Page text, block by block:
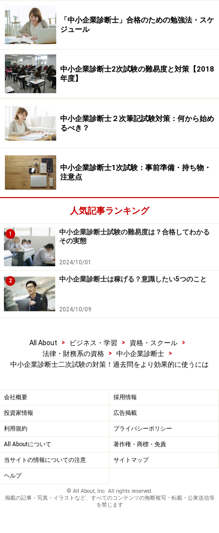
の勉強仲間と毎週どの過去問を解いてくるのかを決め
て、その事例問題の答案を作成しコピーをシェアしたう
えで答案作成プロセスをディスカッションするという勉
強会を行なっていました。この勉強会は、
実際に過去問を解く機会が得られたこと
身をもって2次試験の難しさを知ることができたこ
と
仲間の解答やプロセスから、色々な気づきが得られ
たこと
など様々なメリットがありました。意識的にも、2次対
策に気持ちを向けることができ「1次試験は通過点に過
ぎないから、受かって当たり前」と思い込むことが、1
次対策においてプラスに働いたように感じました。
一方で、2次試験の過去問は訳がわからなくなるほど難
しく感じられ、空欄だらけの答案しか作れず情けない気
持ちにもなりました。その原因の1つは、2次試験のゴー
ルイメージができていなかったことです。ゴールイメー
ジとは、
本試験当日にどんな知識やスキルを身につけていれ
ばよいのか
合格者はどんな答案を作っているのか
を把握することです。このゴールイメージを持つために
必要なのが、正解に代わる合否の判断基準となるもので
す。
受験者が試験終了後に作成した再現答案
受験指導校が発表する模範解答
自分以外の受験生が作成した答案
これらのツールの活用方法を理解したうえで過去問に取
り組むことで、事例問題の特徴を理解しながら、知識や
スキルを磨くことができるのです。
「中小企業診断士」合格のための勉強法・スケ
ジュール
中小企業診断士2次試験の難易度と対策【2018
年度】
中小企業診断士２次筆記試験対策：何から始め
るべき？
中小企業診断士1次試験：事前準備・持ち物・
注意点
人気記事ランキング
1
中小企業診断士試験の難易度は？合格してわかる
その実態
2024/10/01
2 中小企業診断士は稼げる？意識したい5つのこと
2024/10/09
All About > ビジネス・学習 > 資格・スクール
>
法律・財務系の資格
> 中小企業診断士
>
中小企業診断士二次試験の対策！過去問をより効果的に使うには
会社概要 採用情報
投資家情報 広告掲載
利用規約 プライバシーポリシー
All Aboutについて 著作権・商標・免責
当サイトの情報についての注意 サイトマップ
ヘルプ
© All About, Inc. All rights reserved.
掲載の記事・写真・イラストなど、すべてのコンテンツの無断複写・転載・公衆送信等
を禁じます